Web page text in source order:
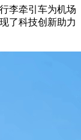
李牵引车为机场
了科技创新助力